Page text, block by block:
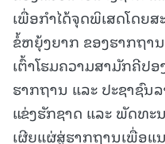
ເພື່ອກຳໄດ້ຈຸດພິເສດໂດຍ
ຂໍ້ຫຍຸ້ງຍາກ ຂອງຮາກຖ
ເຕົ້າໂຮມຄວາມສາມັກຄີປ
ຮາກຖານ ແລະ ປະຊາຊົນ
ແຂ່ງຮັກຊາດ ແລະ ພັດທະ
ເຜີຍແຜ່ສູ່ຮາກຖານເພື່ອແ